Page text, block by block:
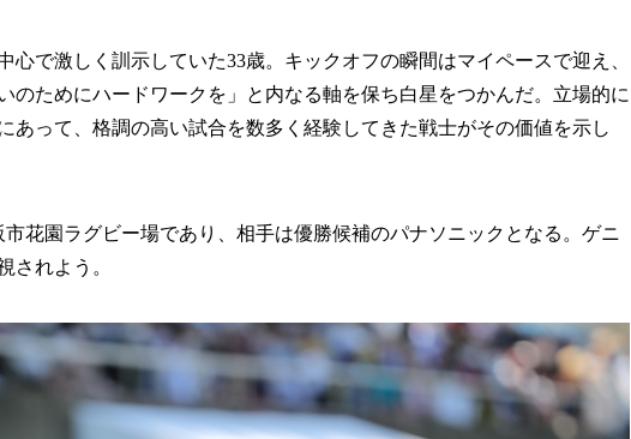
で激しく訓示していた33歳。キックオフの瞬間はマイペースで迎え、
のためにハードワークを」と内なる軸を保ち白星をつかんだ。立場的に
あって、格調の高い試合を数多く経験してきた戦士がその価値を示し
花園ラグビー場であり、相手は優勝候補のパナソニックとなる。ゲニ
されよう。